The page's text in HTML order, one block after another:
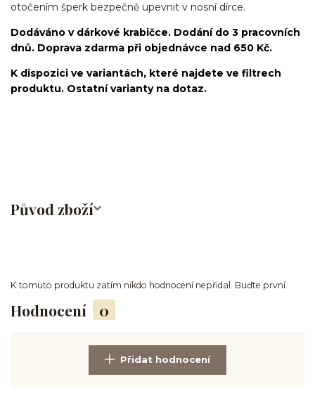
otočením šperk bezpečně upevnit v nosní dírce.
Dodáváno v dárkové krabičce. Dodání do 3 pracovních
dnů. Doprava zdarma při objednávce nad 650 Kč.
K dispozici ve variantách, které najdete ve filtrech
produktu. Ostatní varianty na dotaz.
Původ zboží
Hodnocení 0
K tomuto produktu zatím nikdo hodnocení nepřidal. Buďte první.
Přidat hodnocení